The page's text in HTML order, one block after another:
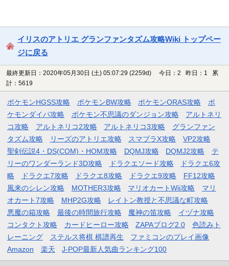
イリスのアトリエ グランファンタズム攻略Wiki トップペー
ジに戻る
最終更新日：2020年05月30日 (土) 05:07:29 (2259d)
今日：2 昨日：1 累
計：5619
ポケモンHGSS攻略 ポケモンBW攻略 ポケモンORAS攻略
ポ
ケモンダイパ攻略
ポケモン不思議のダンジョン攻略
アルトネリ
コ攻略
アルトネリコ2攻略 アルトネリコ3攻略
グランファン
タズム攻略
リーズのアトリエ攻略 スマブラX攻略
VP2攻略
聖剣伝説4・DS(COM)・HOM攻略
DQMJ攻略 DQMJ2攻略
テ
リーのワンダーランド3D攻略
ドラクエソード攻略
ドラクエ6攻
略
ドラクエ7攻略 ドラクエ8攻略 ドラクエ9攻略
FF12攻略
風来のシレン攻略
MOTHER3攻略 マリオカートWii攻略
マリ
オカート7攻略
MHP2G攻略
レイトン教授と不思議な町攻略
悪魔の箱攻略
最後の時間旅行攻略 魔神の笛攻略
イヅナ攻略
コンタクト攻略
カードヒーロー攻略 ZAPAブログ2.0
色読みト
レーニング
ステルス将棋 棋譜再生
ファミコンのプレイ画像
Amazon
楽天 J-POP最新人気曲ランキング100